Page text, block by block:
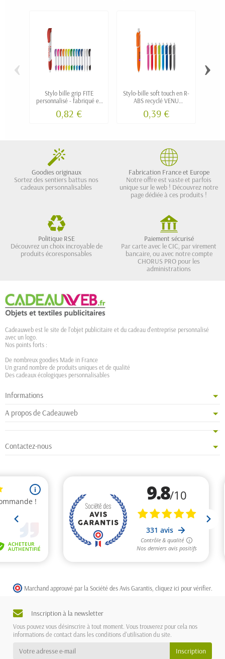
Stylo bille grip FITE
personnalisé - fabriqué en
0,82 €
Stylo-bille soft touch en R-
ABS recyclé VENU
0,39 €
‹ ›
Goodies originaux
Sortez des sentiers battus nos
cadeaux personnalisables
Fabrication France et Europe
Notre offre est vaste et parfois
unique sur le web ! Découvrez notre
page dédiée à ces produits !
Politique RSE
Découvrez un choix incroyable de
produits écoresponsables
Paiement sécurisé
Par carte avec le CIC, par virement
bancaire, ou avec notre compte
CHORUS PRO pour les
administrations
Cadeauweb est le site de l'objet publicitaire et du cadeau d'entreprise personnalisé
avec un logo.
Nos points forts :
De nombreux goodies Made in France
Un grand nombre de produits uniques et de qualité
Des cadeaux écologiques personnalisables
Informations
A propos de Cadeauweb
Contactez-nous
Marchand approuvé par la Société des Avis Garantis, cliquez ici pour vérifier
Inscription à la newsletter
Vous pouvez vous désinscrire à tout moment. Vous trouverez pour cela nos
informations de contact dans les conditions d'utilisation du site.